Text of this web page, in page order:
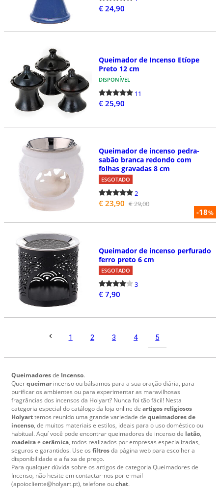
€ 24,90
Queimador de Incenso Etíope
Preto 12 cm
DISPONÍVEL
11
€ 25,90
-18%
Queimador de incenso pedra-
sabão branca redondo com
folhas gravadas 8 cm
ESGOTADO
2
€ 23,90 € 29,00
Queimador de incenso perfurado
ferro preto 6 cm
ESGOTADO
3
€ 7,90
1 2 3 4 5
Queimadoresde Incenso.
Querqueimarincenso ou bálsamos para a sua oração diária, para
purificar os ambientes ou para experimentar as maravilhosas
fragrâncias dos incensos da Holyart? Nunca foi tão fácil! Nesta
categoria especial do catálogo da loja online de artigos religiosos
Holyarttemos reunido uma grande variedade de queimadores de
incenso, de muitos materiais e estilos, ideais para o uso doméstico ou
habitual. Aquí você pode encontrar queimadores de incenso de latão,
madeirae cerâmica, todos realizados por empresas especializadas,
seguros e garantidos. Use os filtrosda página web para escolher a
disponibilidade e a faixa de preço.
Para qualquer dúvida sobre os artigos de categoria Queimadores de
Incenso, não hesite em contactar-nos por e-mail
(apoiocliente@holyart.pt), telefone ouchat.